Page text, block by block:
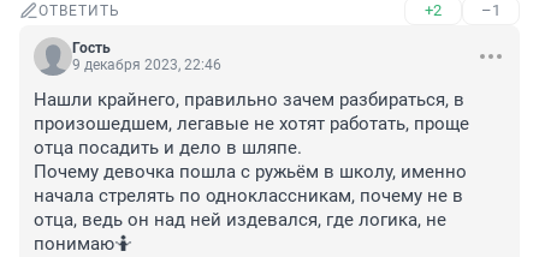
ОТВЕТИТЬ +2 –1
Гость
9 декабря 2023, 22:46
Нашли крайнего, правильно зачем разбираться, в
произошедшем, легавые не хотят работать, проще
отца посадить и дело в шляпе.
Почему девочка пошла с ружьём в школу, именно
начала стрелять по одноклассникам, почему не в
отца, ведь он над ней издевался, где логика, не
понимаю🤷